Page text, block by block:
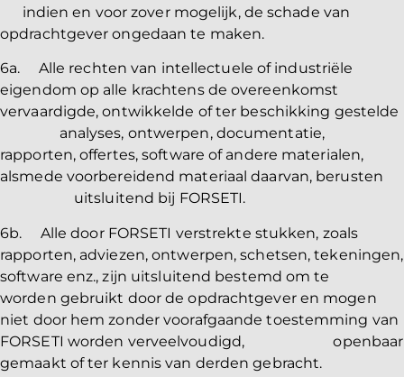
indien en voor zover mogelijk, de schade van
opdrachtgever ongedaan te maken.
6a. Alle rechten van intellectuele of industriële
eigendom op alle krachtens de overeenkomst
vervaardigde, ontwikkelde of ter beschikking gestelde
analyses, ontwerpen, documentatie,
rapporten, offertes, software of andere materialen,
alsmede voorbereidend materiaal daarvan, berusten
uitsluitend bij FORSETI.
6b. Alle door FORSETI verstrekte stukken, zoals
rapporten, adviezen, ontwerpen, schetsen, tekeningen,
software enz., zijn uitsluitend bestemd om te
worden gebruikt door de opdrachtgever en mogen
niet door hem zonder voorafgaande toestemming van
FORSETI worden verveelvoudigd, openbaar
gemaakt of ter kennis van derden gebracht.